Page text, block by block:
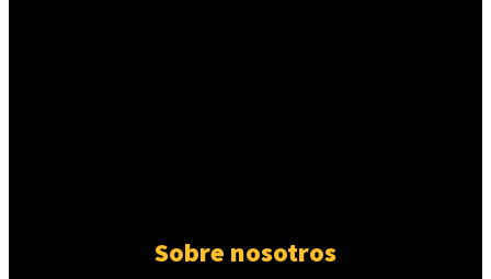
Sobre nosotros